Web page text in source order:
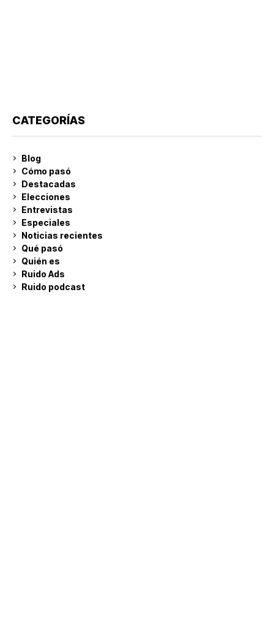
CATEGORÍAS
Blog
Cómo pasó
Destacadas
Elecciones
Entrevistas
Especiales
Noticias recientes
Qué pasó
Quién es
Ruido Ads
Ruido podcast